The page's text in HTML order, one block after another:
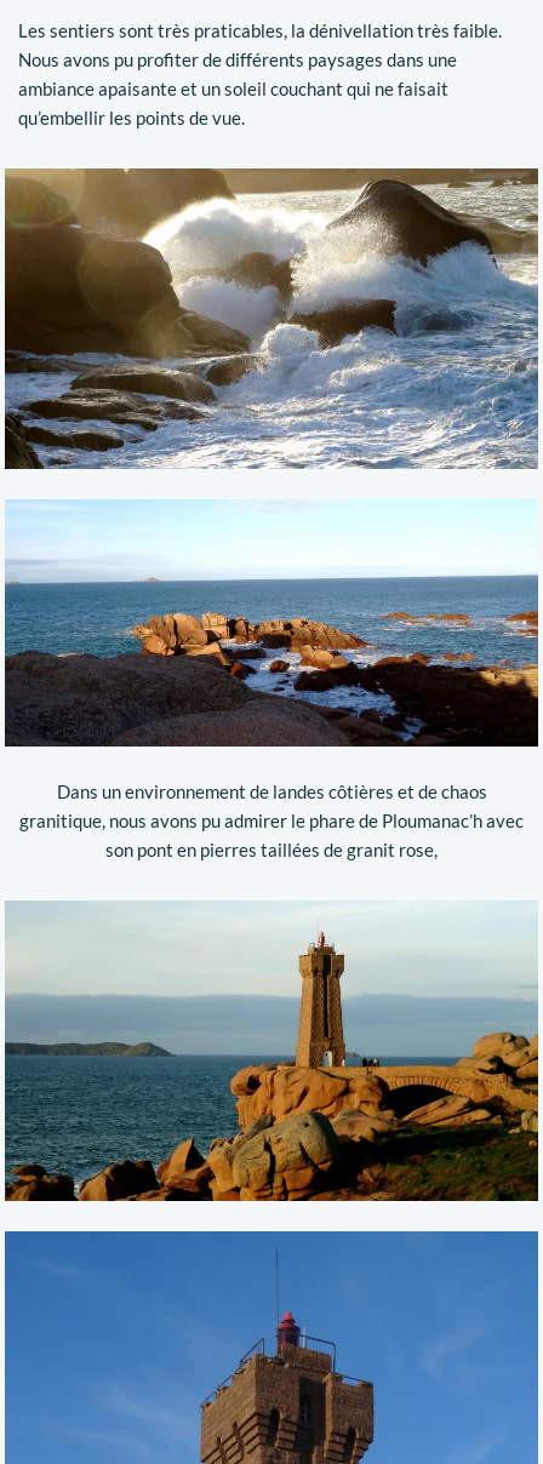
Les sentiers sont très praticables, la dénivellation très faible.
Nous avons pu profiter de différents paysages dans une
ambiance apaisante et un soleil couchant qui ne faisait
qu’embellir les points de vue.
Dans un environnement de landes côtières et de chaos
granitique, nous avons pu admirer le phare de Ploumanac’h avec
son pont en pierres taillées de granit rose,